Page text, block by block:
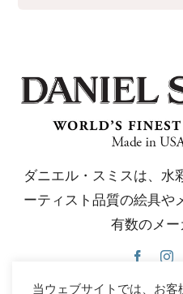
ダニエル・スミスは、水
ーティスト品質の絵具や
有数のメ
当ウェブサイトでは、お客